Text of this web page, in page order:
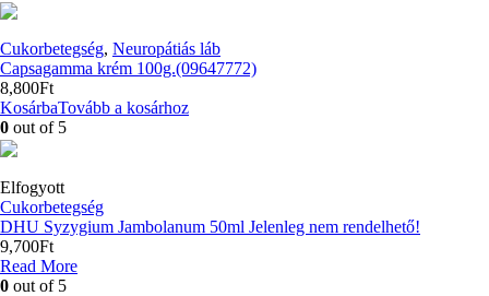
Cukorbetegség, Neuropátiás láb
Capsagamma krém 100g.(09647772)
8,800Ft
KosárbaTovább a kosárhoz
0 out of 5
Elfogyott
Cukorbetegség
DHU Syzygium Jambolanum 50ml Jelenleg nem rendelhető!
9,700Ft
Read More
0 out of 5